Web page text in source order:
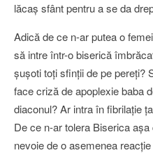
lăcaş sfânt pentru a se da
Adică de ce n-ar putea o
să intre într-o biserică
şuşoti toţi sfinţii de pe pereţi?
face criză de apoplexie baba
diaconul? Ar intra în fibrilaţie
De ce n-ar tolera Biserica
nevoie de o asemenea